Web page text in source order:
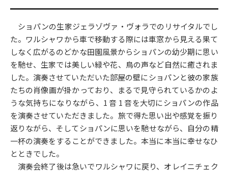
ショパンの生家ジェラゾヴァ・ヴォラでのリサイタルでし
た。ワルシャワから車で移動する際には車窓から見える果て
しなく広がるのどかな田園風景からショパンの幼少期に思い
を馳せ、生家では美しい緑や花、鳥の声など自然に癒されま
した。演奏させていただいた部屋の壁にショパンと彼の家族
たちの肖像画が掛かっており、まるで見守られているかのよ
うな気持ちになりながら、1 音 1 音を大切にショパンの作品
を演奏させていただきました。旅で得た思い出や感覚を振り
返りながら、そしてショパンに思いを馳せながら、自分の精
一杯の演奏をすることができました。本当に本当に幸せなひ
とときでした。
演奏会終了後は急いでワルシャワに戻り、オレイニチェク